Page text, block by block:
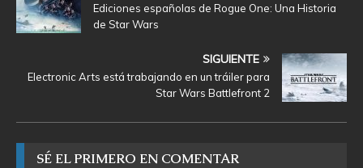
Ediciones españolas de Rogue One: Una Historia
de Star Wars
SIGUIENTE
Electronic Arts está trabajando en un tráiler para
Star Wars Battlefront 2
SÉ EL PRIMERO EN COMENTAR